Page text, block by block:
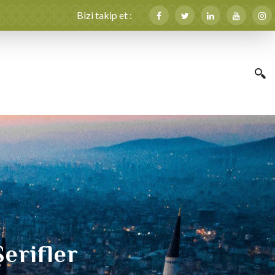
Bizi takip et :